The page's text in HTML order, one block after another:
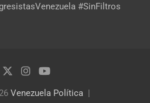
#SinFiltros
Venezuela Política